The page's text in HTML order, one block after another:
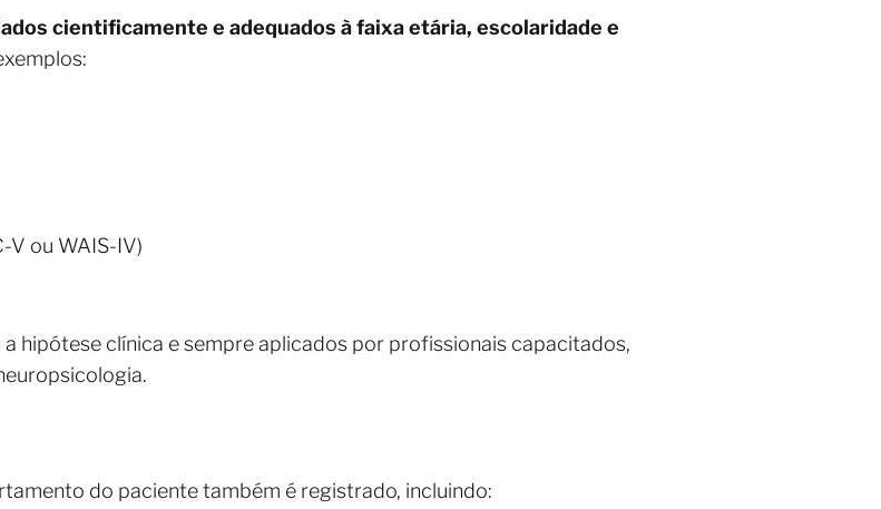
cientificamente e adequados à faixa etária, escolaridade e
V ou WAIS-IV)
hipótese clínica e sempre aplicados por profissionais capacitados,
do paciente também é registrado, incluindo: